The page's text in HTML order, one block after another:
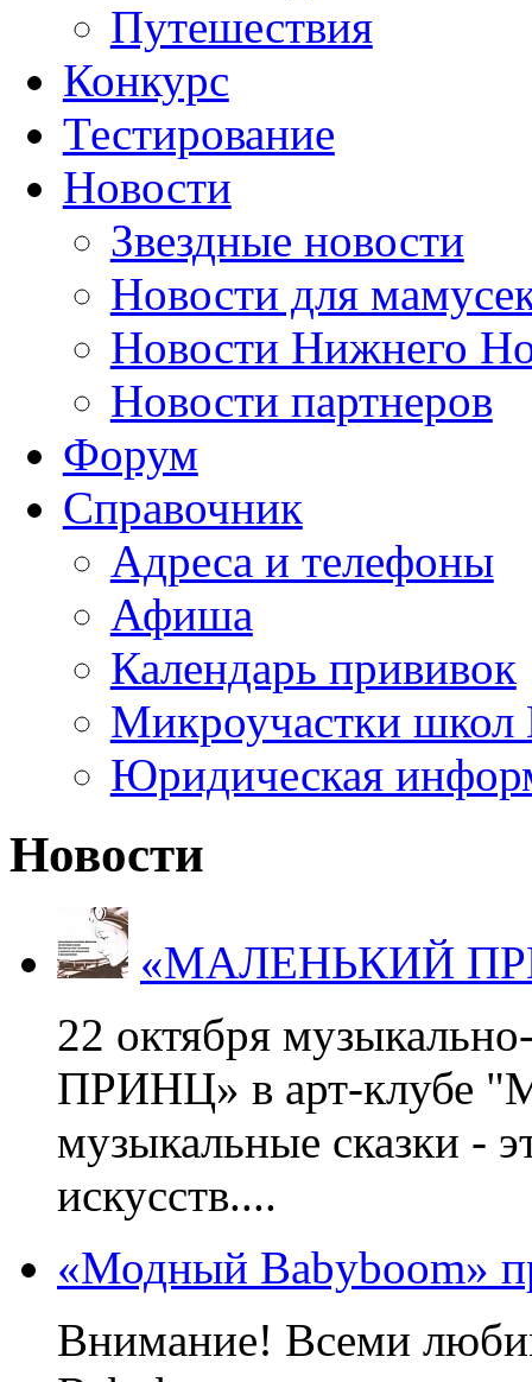
Путешествия
Конкурс
Тестирование
Новости
Звездные новости
Новости для
Новости Нижнего
Новости партнеров
Форум
Справочник
Адреса и телефоны
Афиша
Календарь прививок
Микроучастки школ
Юридическая
Новости
«МАЛЕНЬКИЙ
22 октября
ПРИНЦ» в арт-клубе
музыкальные сказки -
искусств....
«Модный Babyboom»
Внимание! Всеми